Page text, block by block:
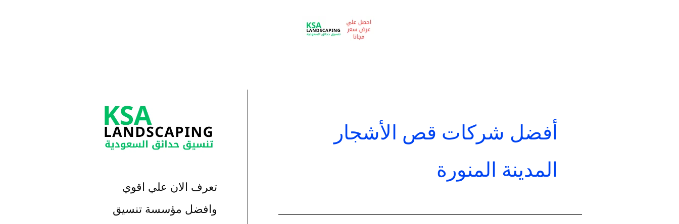
أفضل شركات قص الأشجار
المدينة المنورة
تعرف الان علي اقوي
وافضل مؤسسة تنسيق